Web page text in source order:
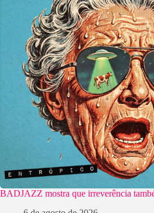
BADJAZZ mostra que irreverência